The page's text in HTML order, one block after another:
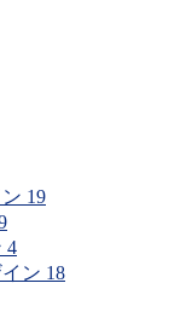
19
4
ン 18